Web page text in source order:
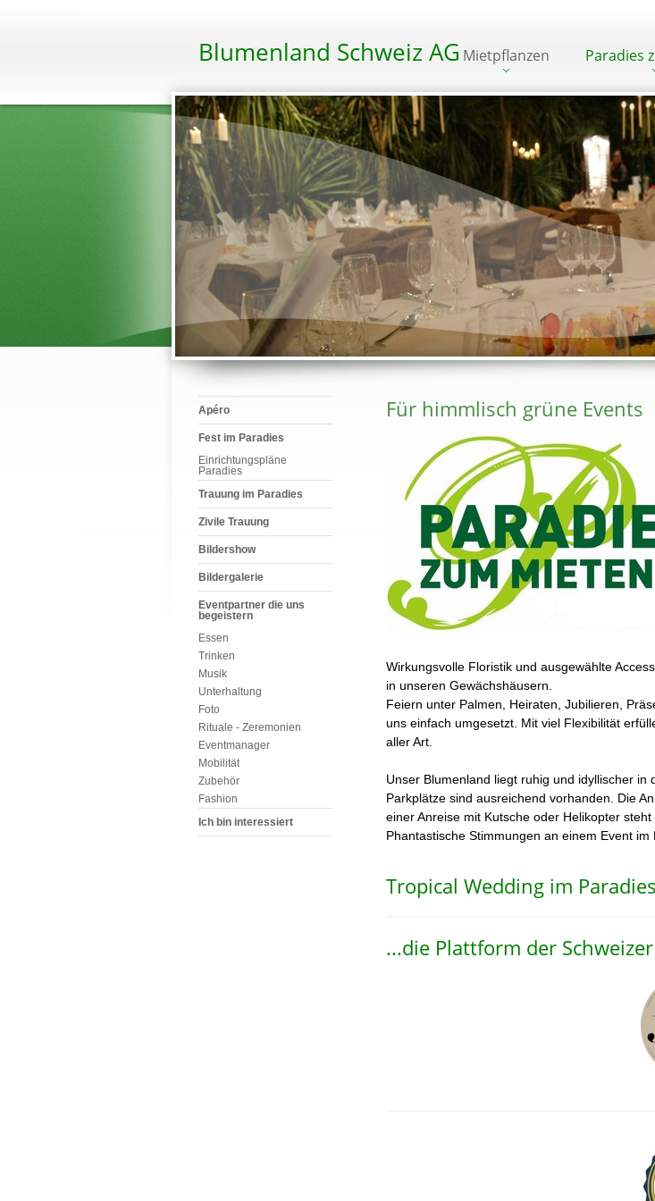
Blumenland Schweiz AG Mietpflanzen Paradies
Apéro
Fest im Paradies
Einrichtungspläne
Paradies
Trauung im Paradies
Zivile Trauung
Bildershow
Bildergalerie
Eventpartner die uns
begeistern
Essen
Trinken
Musik
Unterhaltung
Foto
Rituale - Zeremonien
Eventmanager
Mobilität
Zubehör
Fashion
Ich bin interessiert
Für himmlisch grüne Events
Wirkungsvolle Floristik und ausgewählte
in unseren Gewächshäusern.
Feiern unter Palmen, Heiraten, Jubilieren,
uns einfach umgesetzt. Mit viel Flexibilität
aller Art.
Unser Blumenland liegt ruhig und idyllischer in
Parkplätze sind ausreichend vorhanden. Die
einer Anreise mit Kutsche oder Helikopter steht
Phantastische Stimmungen an einem Event im
Tropical Wedding im
...die Plattform der